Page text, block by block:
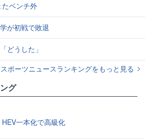
ベンチ外
が初戦で敗退
どうした」
スポーツニュースランキングをもっと見る
グ
一本化で高級化